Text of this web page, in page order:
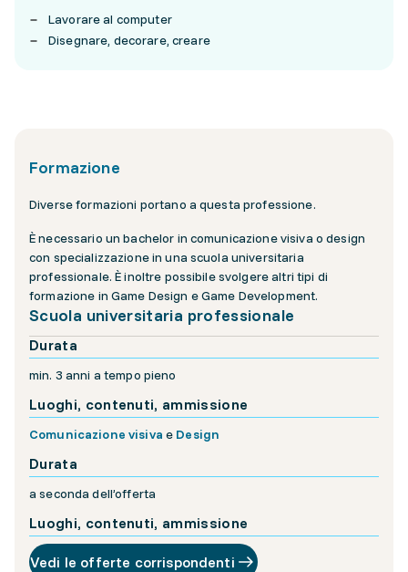
Lavorare al computer
Disegnare, decorare, creare
Formazione
Diverse formazioni portano a questa professione.
È necessario un bachelor in comunicazione visiva o design
con specializzazione in una scuola universitaria
professionale. È inoltre possibile svolgere altri tipi di
formazione in Game Design e Game Development.
Scuola universitaria professionale
Durata
min. 3 anni a tempo pieno
Luoghi, contenuti, ammissione
Comunicazione visiva e Design
Durata
a seconda dell’offerta
Luoghi, contenuti, ammissione
Vedi le offerte corrispondenti